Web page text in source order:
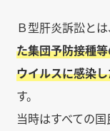
Ｂ型肝炎訴訟とは、
た集団予防接種
ウイルスに感染
す。
当時はすべての